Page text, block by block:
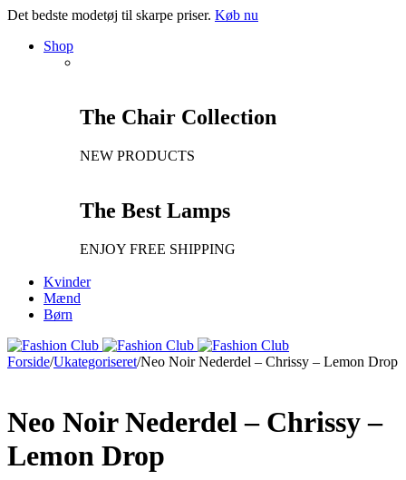
Det bedste modetøj til skarpe priser. Køb nu
Shop
The Chair Collection
NEW PRODUCTS
The Best Lamps
ENJOY FREE SHIPPING
Kvinder
Mænd
Børn
Forside/Ukategoriseret/Neo Noir Nederdel – Chrissy – Lemon Drop
Neo Noir Nederdel – Chrissy –
Lemon Drop